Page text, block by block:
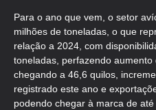
Para o ano que vem, o setor
milhões de toneladas, o que
relação a 2024, com
toneladas, perfazendo
chegando a 46,6 quilos,
registrado este ano e
podendo chegar à marca de